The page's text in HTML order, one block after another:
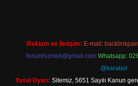
Reklam ve İletişim: E-mail:
forumhizmeti@gmail.com Whatsapp:
@karabul
Yasal Uyarı: Sitemiz, 5651 Sayılı Kanun